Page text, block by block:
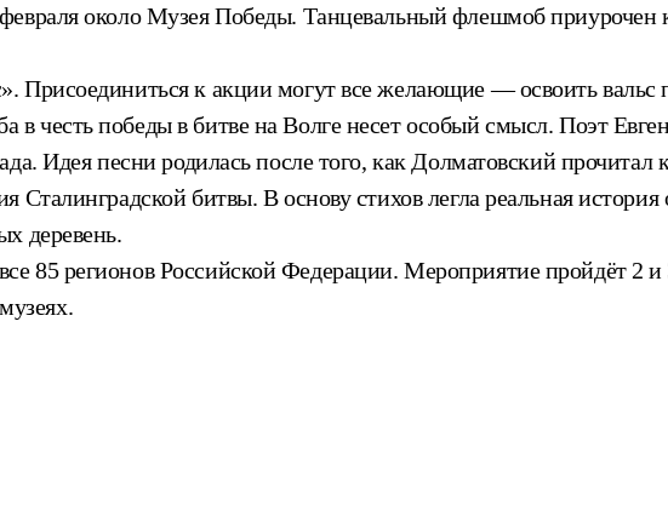
около Музея Победы. Танцевальный флешмоб
Присоединиться к акции могут все желающие — освоить
честь победы в битве на Волге несет особый смысл. Поэт
Идея песни родилась после того, как Долматовский
Сталинградской битвы. В основу стихов легла реальная
деревень.
85 регионов Российской Федерации. Мероприятие пройдёт 2 и